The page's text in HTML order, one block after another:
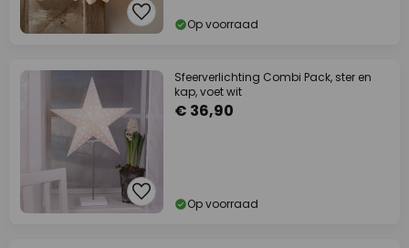
Op voorraad
Sfeerverlichting Combi Pack, ster en
kap, voet wit
€ 36,90
Op voorraad